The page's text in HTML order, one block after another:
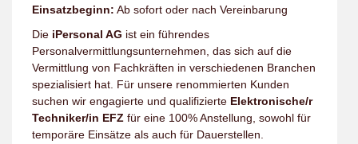
Einsatzbeginn: Ab sofort oder nach Vereinbarung
Die iPersonal AG ist ein führendes
Personalvermittlungsunternehmen, das sich auf die
Vermittlung von Fachkräften in verschiedenen Branchen
spezialisiert hat. Für unsere renommierten Kunden
suchen wir engagierte und qualifizierte Elektronische/r
Techniker/in EFZ für eine 100% Anstellung, sowohl für
temporäre Einsätze als auch für Dauerstellen.